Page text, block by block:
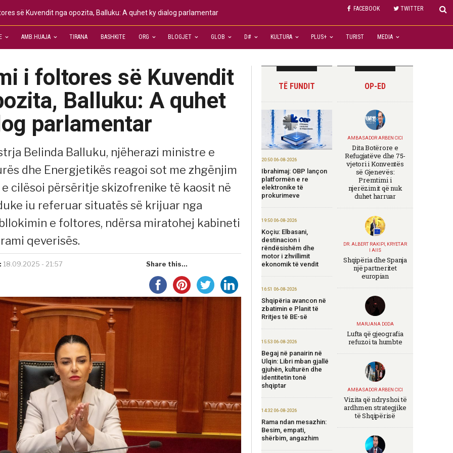
FACEBOOK TWITTER
së Kuvendit nga opozita, Balluku: A quhet ky dialog parlamentar
AMB.HUAJA TIRANA BASHKITE ORG BLOGJET GLOB D# KULTURA PLUS+ TURIST MEDIA
i foltores së Kuvendit
Balluku: A quhet
parlamentar
Belinda Balluku, njëherazi ministre e
dhe Energjetikës reagoi sot me zhgënjim
e cilësoi përsëritje skizofrenike të kaosit në
iu referuar situatës së krijuar nga
e foltores, ndërsa miratohej kabineti
qeverisës.
18.09.2025 - 21:57 Share this...
TË FUNDIT
20:50 06-08-2026
Ibrahimaj: OBP lançon
platformën e re
elektronike të
prokurimeve
19:50 06-08-2026
Koçiu: Elbasani,
destinacion i
rëndësishëm dhe
motor i zhvillimit
ekonomik të vendit
16:51 06-08-2026
Shqipëria avancon në
zbatimin e Planit të
Rritjes të BE-së
15:53 06-08-2026
Begaj në panairin në
Ulqin: Libri mban gjallë
gjuhën, kulturën dhe
identitetin tonë
shqiptar
14:32 06-08-2026
Rama ndan mesazhin:
Besim, empati,
shërbim, angazhim
OP-ED
AMBASADOR ARBEN CICI
Dita Botërore e
Refugjatëve dhe 75-
vjetori i Konventës
së Gjenevës:
Premtimi i
njerëzimit që nuk
duhet harruar
DR. ALBERT RAKIPI, KRYETAR
I AIIS
Shqipëria dhe Spanja
një partneritet
europian
MARJANA DODA
Lufta që gjeografia
refuzoi ta humbte
AMBASADOR ARBEN CICI
Vizita që ndryshoi të
ardhmen strategjike
të Shqipërisë